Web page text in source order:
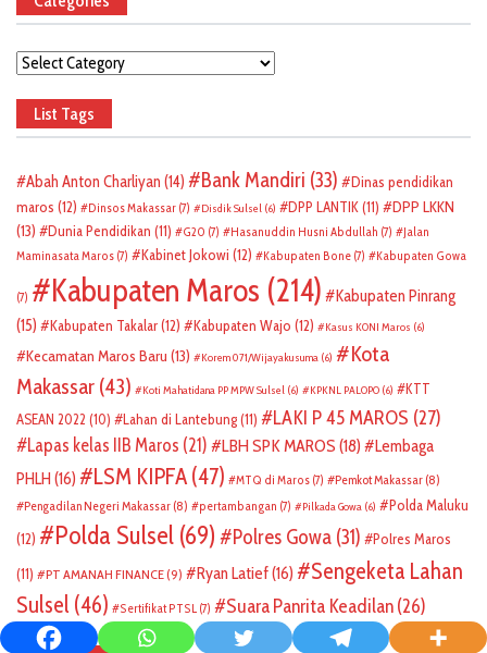
Categories
List Tags
Abah Anton Charliyan (14) Bank Mandiri (33)
Dinas pendidikan
maros (12) Dinsos Makassar (7) Disdik Sulsel (6) DPP LANTIK(11)
DPP LKKN
(13)
Dunia Pendidikan (11) G20 (7) Hasanuddin Husni Abdullah (7)
Jalan
Maminasata Maros (7) Kabinet Jokowi (12) Kabupaten Bone (7) Kabupaten Gowa
(7) Kabupaten Maros (214)
Kabupaten Pinrang
(15)
Kabupaten Takalar(12) Kabupaten Wajo (12) Kasus KONI Maros (6)
Kecamatan Maros Baru (13) Korem 071/Wijayakusuma (6)
Kota
Makassar (43) Koti Mahatidana PP MPW Sulsel (6) KPKNL PALOPO (6)
KTT
ASEAN 2022 (10) Lahan di Lantebung(11) LAKI P 45 MAROS (27)
Lapas kelas IIB Maros (21) LBH SPK MAROS (18)
Lembaga
PHLH (16) LSM KIPFA (47) MTQ di Maros (7) Pemkot Makassar (8)
Pengadilan Negeri Makassar (8) pertambangan (7) Pilkada Gowa (6)
Polda Maluku
(12)
Polda Sulsel (69) Polres Gowa (31)
Polres Maros
(11)
PT AMANAH FINANCE(9) Ryan Latief(16)
Sengeketa Lahan
Sulsel (46) Sertifikat PTSL (7) Suara Panrita Keadilan(26)